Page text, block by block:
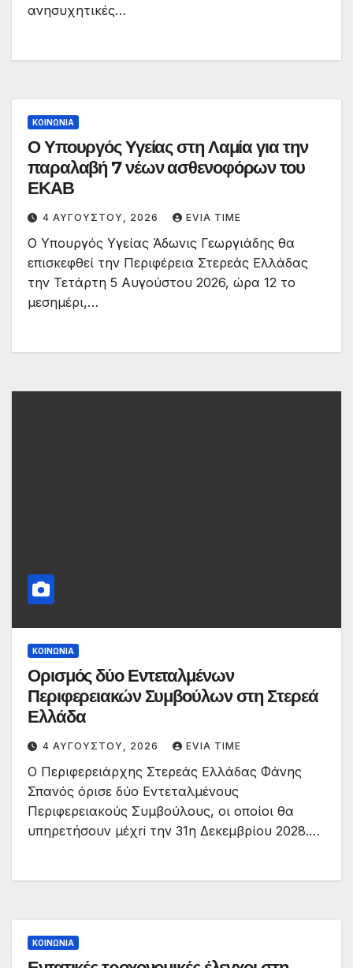
ανησυχητικές…
ΚΟΙΝΩΝΙΑ
Ο Υπουργός Υγείας στη Λαμία για την
παραλαβή 7 νέων ασθενοφόρων του
ΕΚΑΒ
4 ΑΥΓΟΎΣΤΟΥ, 2026 EVIA TIME
Ο Υπουργός Υγείας Άδωνις Γεωργιάδης θα
επισκεφθεί την Περιφέρεια Στερεάς Ελλάδας
την Τετάρτη 5 Αυγούστου 2026, ώρα 12 το
μεσημέρι,…
ΚΟΙΝΩΝΙΑ
Ορισμός δύο Εντεταλμένων
Περιφερειακών Συμβούλων στη Στερεά
Ελλάδα
4 ΑΥΓΟΎΣΤΟΥ, 2026 EVIA TIME
Ο Περιφερειάρχης Στερεάς Ελλάδας Φάνης
Σπανός όρισε δύο Εντεταλμένους
Περιφερειακούς Συμβούλους, οι οποίοι θα
υπηρετήσουν μέχri την 31η Δεκεμβρίου 2028.…
ΚΟΙΝΩΝΙΑ